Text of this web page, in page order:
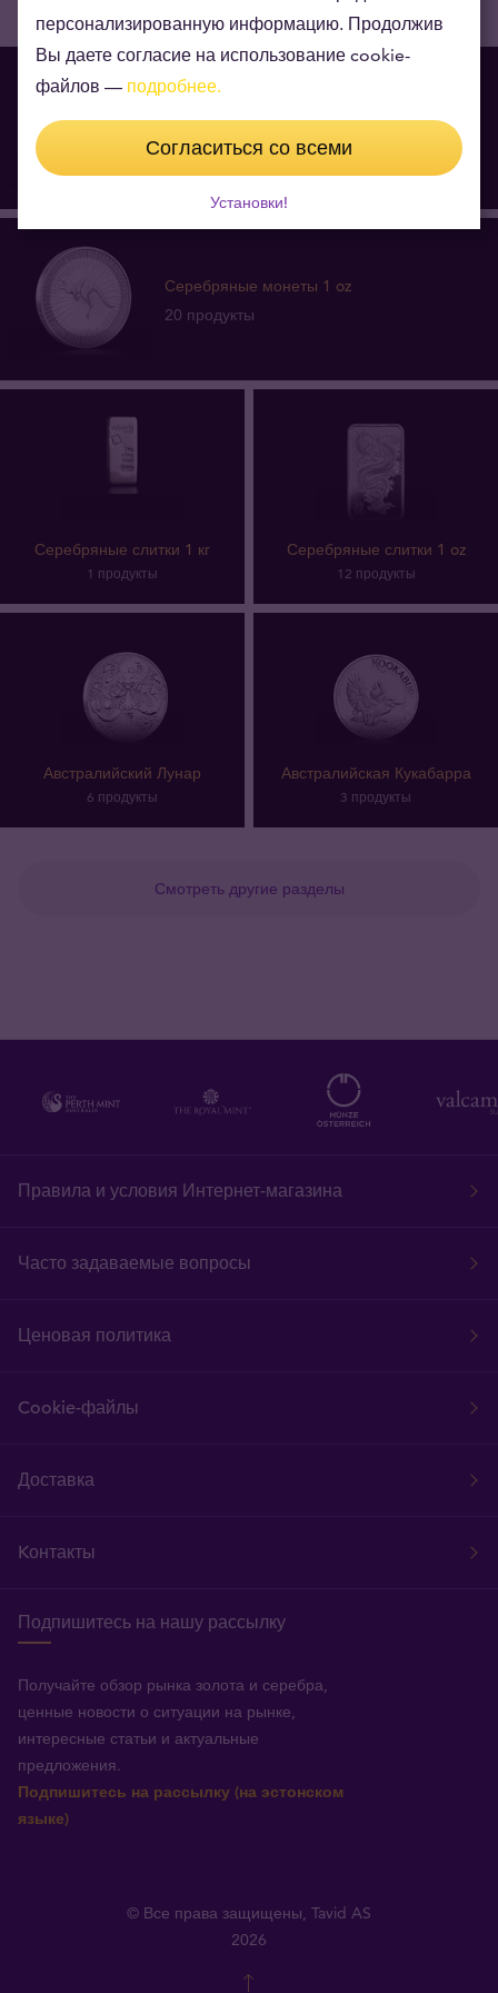
Смотреть другие разделы
6 продукты
Серебряные монеты 1 oz
20 продукты
Серебряные слитки 1 кг
1 продукты
Серебряные слитки 1 oz
12 продукты
Австралийский Лунар
6 продукты
Австралийская Кукабарра
3 продукты
Правила и условия Интернет-магазина
Часто задаваемые вопросы
Ценовая политика
Cookie-файлы
Доставка
Kонтакты
Подпишитесь на нашу рассылку
Получайте обзор рынка золота и серебра,
ценные новости о ситуации на рынке,
интересные статьи и актуальные
предложения.
Подпишитесь на рассылку (на эстонском
языке)
© Все права защищены, Tavid AS
2026
персонализированную информацию. Продолжив
Вы даете согласие на использование cookie-
файлов — подробнее.
Согласиться со всеми
Установки!